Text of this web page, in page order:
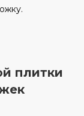
плитки